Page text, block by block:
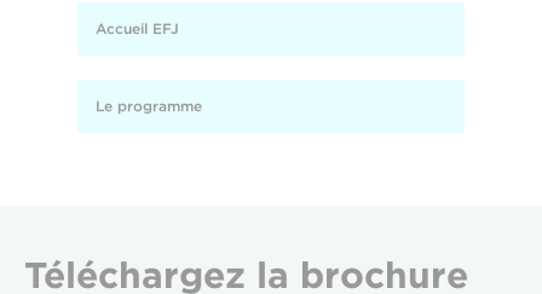
Accueil EFJ
Le programme
Téléchargez la brochure